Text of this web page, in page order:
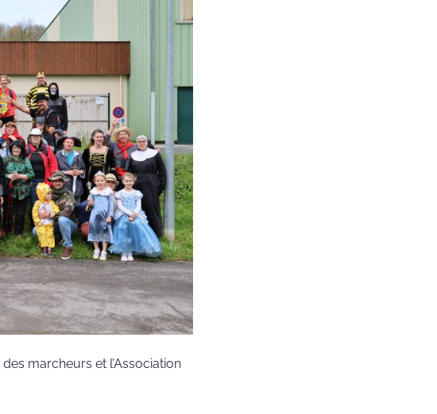
marcheurs et l’Association